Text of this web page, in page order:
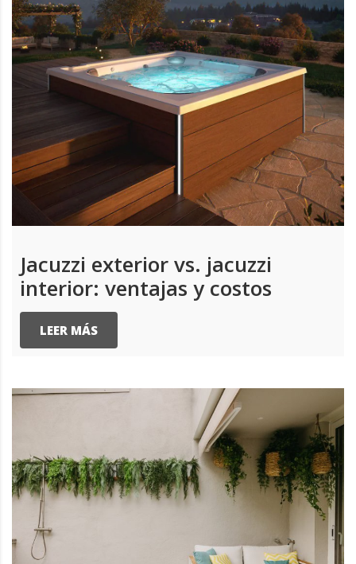
Jacuzzi exterior vs. jacuzzi
interior: ventajas y costos
LEER MÁS